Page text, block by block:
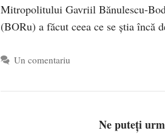
Mitropolitului Gavriil Bănulescu-
(BORu) a făcut ceea ce se știa încă
Un comentariu
Ne puteți